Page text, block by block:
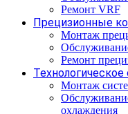
Ремонт VRF
Прецизионные
Монтаж
Ремонт
Монтаж
охлаждения